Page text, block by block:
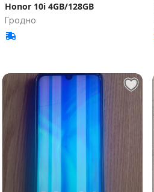
Honor 10i 4GB/128GB
Гродно